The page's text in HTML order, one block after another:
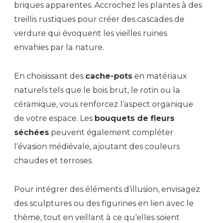
briques apparentes. Accrochez les plantes à des
treillis rustiques pour créer des cascades de
verdure qui évoquent les vieilles ruines
envahies par la nature.
En choisissant des cache-pots en matériaux
naturels tels que le bois brut, le rotin ou la
céramique, vous renforcez l’aspect organique
de votre espace. Les bouquets de fleurs
séchées peuvent également compléter
l’évasion médiévale, ajoutant des couleurs
chaudes et terroses.
Pour intégrer des éléments d’illusion, envisagez
des sculptures ou des figurines en lien avec le
thème, tout en veillant à ce qu’elles soient